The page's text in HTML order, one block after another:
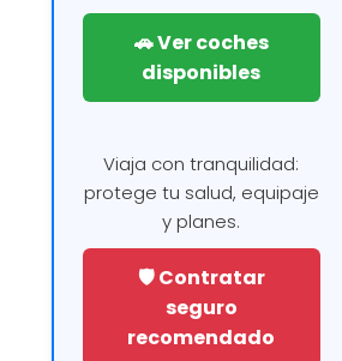
🚗 Ver coches
disponibles
Viaja con tranquilidad:
protege tu salud, equipaje
y planes.
🛡️ Contratar
seguro
recomendado